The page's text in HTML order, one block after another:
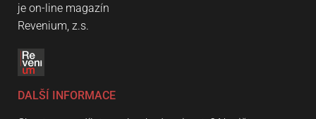
je on-line magazín
Revenium, z.s.
DALŠÍ INFORMACE